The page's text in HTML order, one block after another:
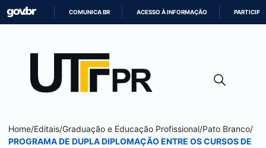
CONTEÚDO
COMUNICA BR ACESSO À INFORMAÇÃO PARTICIPE
Home/Editais/Graduação e Educação Profissional/Pato Branco/
PROGRAMA DE DUPLA DIPLOMAÇÃO ENTRE OS CURSOS DE